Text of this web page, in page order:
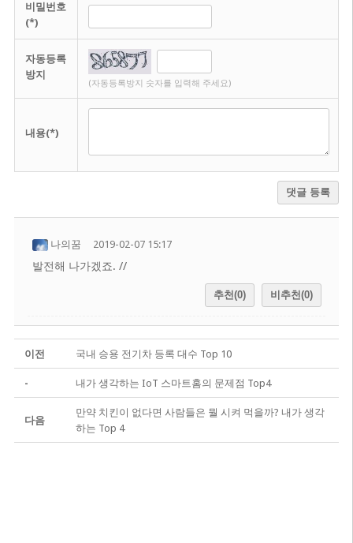
비밀번호
(*)
자동등록
방지
(자동등록방지 숫자를 입력해 주세요)
내용(*)
댓글 등록
나의꿈 2019-02-07 15:17
발전해 나가겠죠. //
추천(0) 비추천(0)
이전 국내 승용 전기차 등록 대수 Top 10
- 내가 생각하는 IoT 스마트홈의 문제점 Top4
다음
만약 치킨이 없다면 사람들은 뭘 시켜 먹을까? 내가 생각
하는 Top 4